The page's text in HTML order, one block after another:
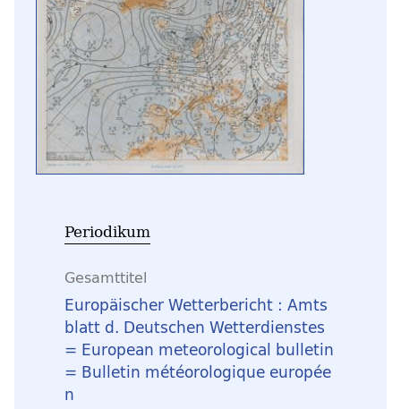
Periodikum
Gesamttitel
Europäischer Wetterbericht : Amts
blatt d. Deutschen Wetterdienstes
= European meteorological bulletin
= Bulletin météorologique europée
n